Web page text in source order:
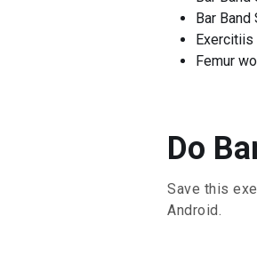
Bar Band
Exercitiis
Femur
Do
Save this
Android.